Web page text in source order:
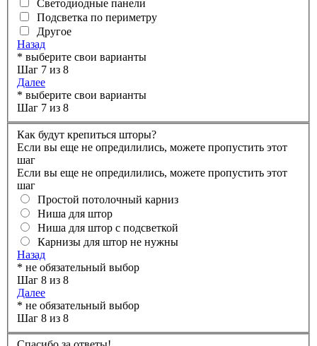
Светодиодные панели
Подсветка по периметру
Другое
Назад
* выберите свои варианты
Шаг 7 из 8
Далее
* выберите свои варианты
Шаг 7 из 8
Как будут крепиться шторы?
Если вы еще не опредилились, можете пропустить этот
шаг
Если вы еще не опредилились, можете пропустить этот
шаг
Простой потолочный карниз
Ниша для штор
Ниша для штор с подсветкой
Карнизы для штор не нужны
Назад
* не обязательный выбор
Шаг 8 из 8
Далее
* не обязательный выбор
Шаг 8 из 8